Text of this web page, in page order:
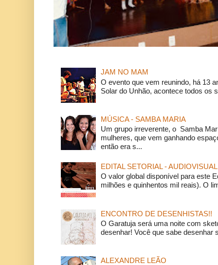
JAM NO MAM
O evento que vem reunindo, há 13
Solar do Unhão, acontece todos os
MÚSICA - SAMBA MARIA
Um grupo irreverente, o Samba
mulheres, que vem ganhando
então era s...
EDITAL SETORIAL - AUDIOVISUAL
O valor global disponível para este
milhões e quinhentos mil reais). O
ENCONTRO DE DESENHISTAS!!
O Garatuja será uma noite com
desenhar! Você que sabe desenhar
ALEXANDRE LEÃO